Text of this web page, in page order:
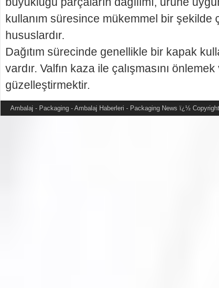
kul­lanım süresince mükemmel bir şekilde
hususlardır.
Dağıtım sürecinde genellikle bir kapak
vardır. Valfın kaza ile çalışmasını
güzelleştirmektir.
Ambalaj - Packaging - Ambalaj Haberleri - Packaging News ï¿½